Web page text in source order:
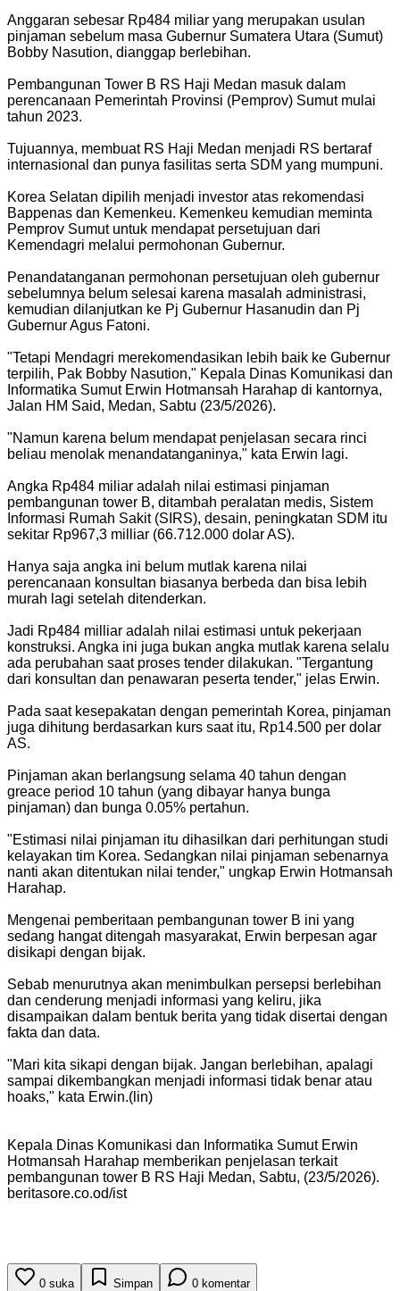
Anggaran sebesar Rp484 miliar yang merupakan usulan
pinjaman sebelum masa Gubernur Sumatera Utara (Sumut)
Bobby Nasution, dianggap berlebihan.
Pembangunan Tower B RS Haji Medan masuk dalam
perencanaan Pemerintah Provinsi (Pemprov) Sumut mulai
tahun 2023.
Tujuannya, membuat RS Haji Medan menjadi RS bertaraf
internasional dan punya fasilitas serta SDM yang mumpuni.
Korea Selatan dipilih menjadi investor atas rekomendasi
Bappenas dan Kemenkeu. Kemenkeu kemudian meminta
Pemprov Sumut untuk mendapat persetujuan dari
Kemendagri melalui permohonan Gubernur.
Penandatanganan permohonan persetujuan oleh gubernur
sebelumnya belum selesai karena masalah administrasi,
kemudian dilanjutkan ke Pj Gubernur Hasanudin dan Pj
Gubernur Agus Fatoni.
"Tetapi Mendagri merekomendasikan lebih baik ke Gubernur
terpilih, Pak Bobby Nasution," Kepala Dinas Komunikasi dan
Informatika Sumut Erwin Hotmansah Harahap di kantornya,
Jalan HM Said, Medan, Sabtu (23/5/2026).
"Namun karena belum mendapat penjelasan secara rinci
beliau menolak menandatanganinya," kata Erwin lagi.
Angka Rp484 miliar adalah nilai estimasi pinjaman
pembangunan tower B, ditambah peralatan medis, Sistem
Informasi Rumah Sakit (SIRS), desain, peningkatan SDM itu
sekitar Rp967,3 milliar (66.712.000 dolar AS).
Hanya saja angka ini belum mutlak karena nilai
perencanaan konsultan biasanya berbeda dan bisa lebih
murah lagi setelah ditenderkan.
Jadi Rp484 milliar adalah nilai estimasi untuk pekerjaan
konstruksi. Angka ini juga bukan angka mutlak karena selalu
ada perubahan saat proses tender dilakukan. "Tergantung
dari konsultan dan penawaran peserta tender," jelas Erwin.
Pada saat kesepakatan dengan pemerintah Korea, pinjaman
juga dihitung berdasarkan kurs saat itu, Rp14.500 per dolar
AS.
Pinjaman akan berlangsung selama 40 tahun dengan
greace period 10 tahun (yang dibayar hanya bunga
pinjaman) dan bunga 0.05% pertahun.
"Estimasi nilai pinjaman itu dihasilkan dari perhitungan studi
kelayakan tim Korea. Sedangkan nilai pinjaman sebenarnya
nanti akan ditentukan nilai tender," ungkap Erwin Hotmansah
Harahap.
Mengenai pemberitaan pembangunan tower B ini yang
sedang hangat ditengah masyarakat, Erwin berpesan agar
disikapi dengan bijak.
Sebab menurutnya akan menimbulkan persepsi berlebihan
dan cenderung menjadi informasi yang keliru, jika
disampaikan dalam bentuk berita yang tidak disertai dengan
fakta dan data.
"Mari kita sikapi dengan bijak. Jangan berlebihan, apalagi
sampai dikembangkan menjadi informasi tidak benar atau
hoaks," kata Erwin.(lin)
Kepala Dinas Komunikasi dan Informatika Sumut Erwin
Hotmansah Harahap memberikan penjelasan terkait
pembangunan tower B RS Haji Medan, Sabtu, (23/5/2026).
beritasore.co.od/ist
0 suka Simpan 0 komentar